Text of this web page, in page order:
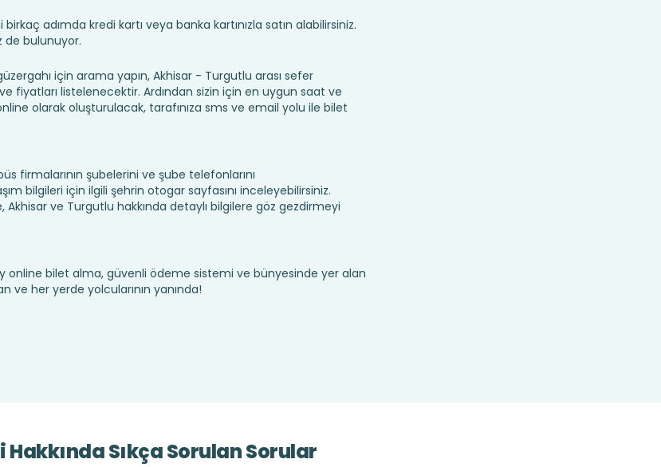
adımda kredi kartı veya banka kartınızla satın alabilirsiniz.
de bulunuyor.
için arama yapın, Akhisar - Turgutlu arası sefer
fiyatları listelenecektir. Ardından sizin için en uygun saat ve
olarak oluşturulacak, tarafınıza sms ve email yolu ile bilet
firmalarının şubelerini ve şube telefonlarını
bilgileri için ilgili şehrin otogar sayfasını inceleyebilirsiniz.
ve Turgutlu hakkında detaylı bilgilere göz gezdirmeyi
online bilet alma, güvenli ödeme sistemi ve bünyesinde yer alan
ve her yerde yolcularının yanında!
Sıkça Sorulan Sorular